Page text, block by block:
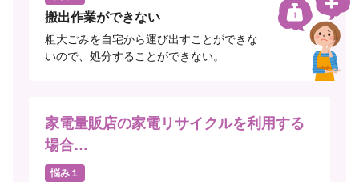
搬出作業ができない
粗大ごみを自宅から運び出すことができな
いので、処分することができない。
家電量販店の家電リサイクルを利用する
場合…
悩み１